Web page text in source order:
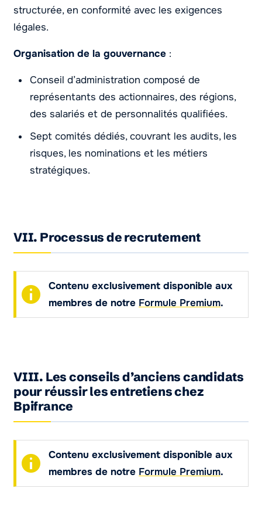
structurée, en conformité avec les exigences
légales.
Organisation de la gouvernance :
Conseil d’administration composé de
représentants des actionnaires, des régions,
des salariés et de personnalités qualifiées.
Sept comités dédiés, couvrant les audits, les
risques, les nominations et les métiers
stratégiques.
VII. Processus de recrutement
Contenu exclusivement disponible aux
membres de notre Formule Premium.
VIII. Les conseils d’anciens candidats
pour réussir les entretiens chez
Bpifrance
Contenu exclusivement disponible aux
membres de notre Formule Premium.